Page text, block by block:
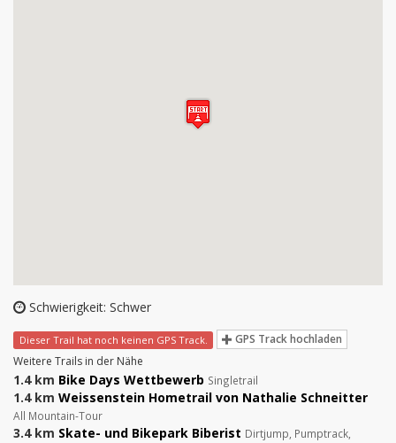
Schwierigkeit: Schwer
Dieser Trail hat noch keinen GPS Track.
GPS Track hochladen
Weitere Trails in der Nähe
1.4 km Bike Days Wettbewerb Singletrail
1.4 km Weissenstein Hometrail von Nathalie Schneitter
All Mountain-Tour
3.4 km Skate- und Bikepark Biberist Dirtjump, Pumptrack,